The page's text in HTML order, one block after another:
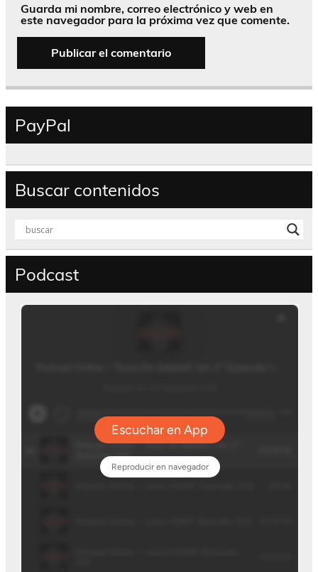
Guarda mi nombre, correo electrónico y web en
este navegador para la próxima vez que comente.
PayPal
Buscar contenidos
Podcast